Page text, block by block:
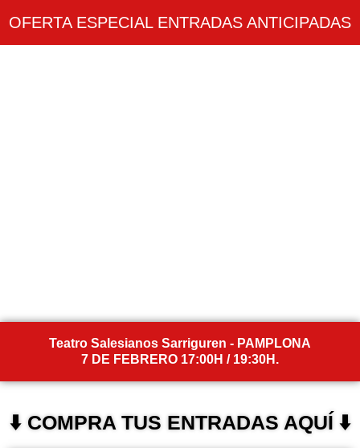
OFERTA ESPECIAL ENTRADAS ANTICIPADAS
Teatro Salesianos Sarriguren - PAMPLONA
7 DE FEBRERO 17:00H / 19:30H.
⬇️ COMPRA TUS ENTRADAS AQUÍ ⬇️